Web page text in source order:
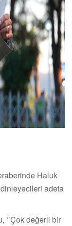
Haluk
adeta
‘’Çok değerli bir